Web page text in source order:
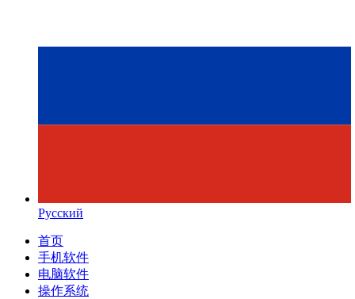
Русский
首页
手机软件
电脑软件
操作系统